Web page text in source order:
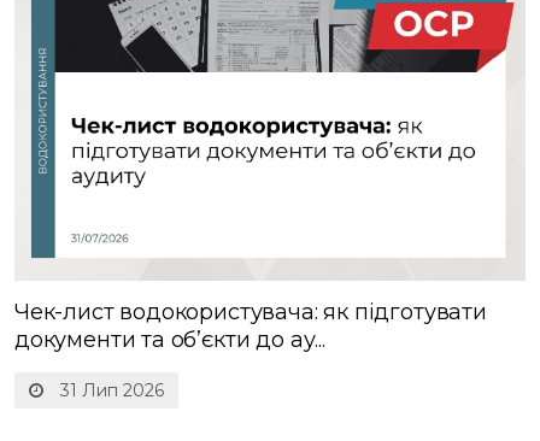
31 Лип 2026
Чек-лист водокористувача: як підготувати
документи та об’єкти до ау...